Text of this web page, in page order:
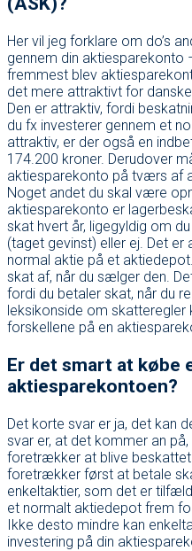
Her vil jeg forklare om do’s
gennem din aktiesparekonto
fremmest blev
det mere attraktivt for
Den er attraktiv, fordi
du fx investerer gennem et
attraktiv, er der også en
174.200 kroner. Derudover
aktiesparekonto på tværs af
Noget andet du skal være
aktiesparekonto er
skat hvert år, ligegyldig om
(taget gevinst) eller ej. Det er
normal aktie på et
skat af, når du sælger den.
fordi du betaler skat, når du
leksikonside om
forskellene på en
Er det smart at købe
aktiesparekontoen?
Det korte svar er ja, det kan
svar er, at det kommer an
foretrækker at blive beskattet
foretrækker først at betale
enkeltaktier, som det er
et normalt aktiedepot frem
Ikke desto mindre kan
investering på din